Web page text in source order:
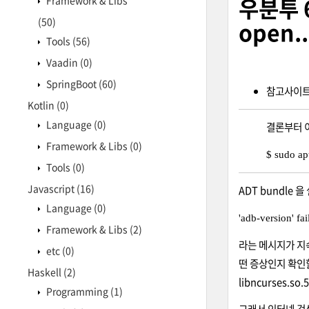
(50)
Tools (56)
Vaadin (0)
SpringBoot (60)
Kotlin (0)
Language (0)
Framework & Libs (0)
Tools (0)
Javascript (16)
Language (0)
Framework & Libs (2)
etc (0)
Haskell (2)
Programming (1)
우분
참고사이
결론부터
$ sudo
ADT bundle 을
'adb-version'
라는 메시지가
떤 증상인지 확
libncurses.so.5